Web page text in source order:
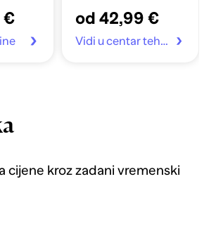
€
zeleni
od 42,99 €
Vidi u centar tehnike
cijene kroz zadani vremenski